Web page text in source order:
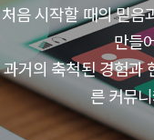
처음 시작할 때의 믿음
만들
과거의 축척된 경험과
른 커뮤